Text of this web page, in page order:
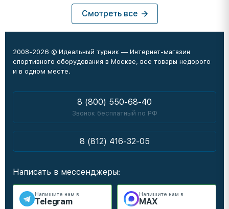
Смотреть все
2008-2026 © Идеальный турник — Интернет-магазин
спортивного оборудования в Москве, все товары недорого
и в одном месте.
8 (800) 550-68-40
Звонок бесплатный по РФ
8 (812) 416-32-05
Написать в мессенджеры:
Напишите нам в
Telegram
Напишите нам в
MAX